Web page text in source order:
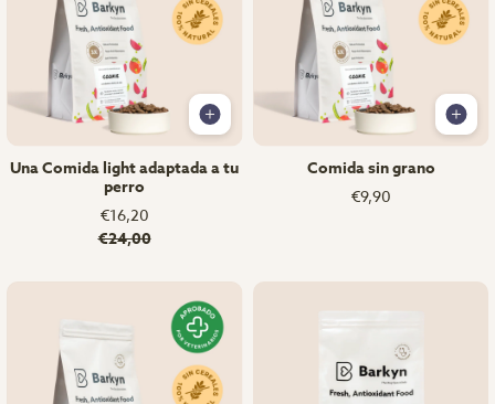
Una Comida light adaptada a tu
perro
€16,20
€24,00
Comida sin grano
€9,90